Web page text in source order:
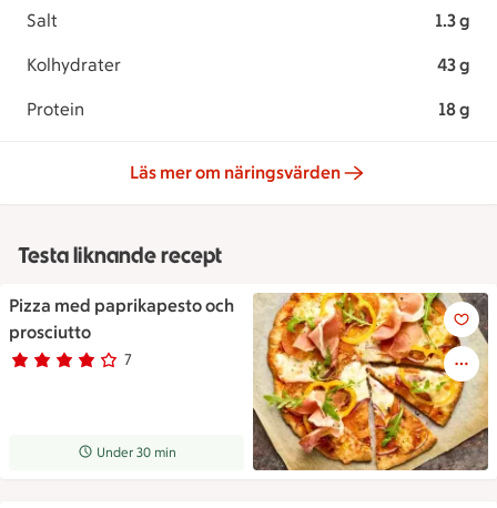
Salt 1.3 g
Kolhydrater 43 g
Protein 18 g
Läs mer om näringsvärden
Testa liknande recept
Pizza med paprikapesto och
prosciutto
Betyg 4 av 5.
7
7 personer har röstat
Receptet tar Under 30 min att tillaga
Under 30 min
Pizza med paprikapesto och